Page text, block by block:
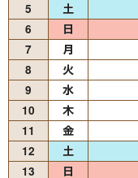
5
6
7
8
9
10
11
12
13